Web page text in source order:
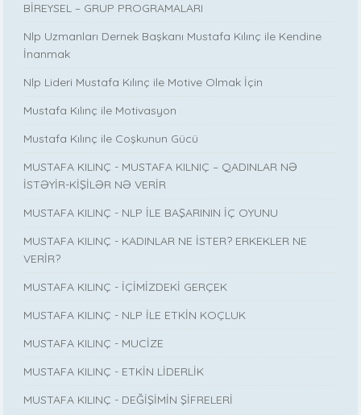
BİREYSEL – GRUP PROGRAMALARI
Nlp Uzmanları Dernek Başkanı Mustafa Kılınç ile Kendine
İnanmak
Nlp Lideri Mustafa Kılınç ile Motive Olmak İçin
Mustafa Kılınç ile Motivasyon
Mustafa Kılınç ile Coşkunun Gücü
MUSTAFA KILINÇ - MUSTAFA KILNIÇ – QADINLAR NƏ
İSTƏYİR-KİŞİLƏR NƏ VERİR
MUSTAFA KILINÇ - NLP İLE BAŞARININ İÇ OYUNU
MUSTAFA KILINÇ - KADINLAR NE İSTER? ERKEKLER NE
VERİR?
MUSTAFA KILINÇ - İÇİMİZDEKİ GERÇEK
MUSTAFA KILINÇ - NLP İLE ETKİN KOÇLUK
MUSTAFA KILINÇ - MUCİZE
MUSTAFA KILINÇ - ETKİN LİDERLİK
MUSTAFA KILINÇ - DEĞİŞİMİN ŞİFRELERİ